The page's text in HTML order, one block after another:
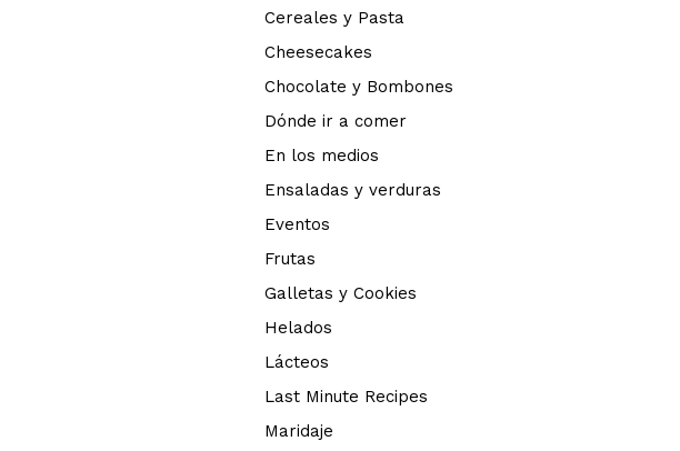
Cereales y Pasta
Cheesecakes
Chocolate y Bombones
Dónde ir a comer
En los medios
Ensaladas y verduras
Eventos
Frutas
Galletas y Cookies
Helados
Lácteos
Last Minute Recipes
Maridaje